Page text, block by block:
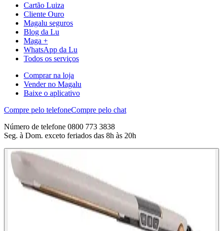
Cartão Luiza
Cliente Ouro
Magalu seguros
Blog da Lu
Maga +
WhatsApp da Lu
Todos os serviços
Comprar na loja
Vender no Magalu
Baixe o aplicativo
Compre pelo telefoneCompre pelo chat
Número de telefone 0800 773 3838
Seg. à Dom. exceto feriados das 8h às 20h